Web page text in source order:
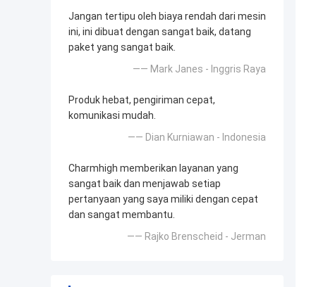
Jangan tertipu oleh biaya rendah dari mesin
ini, ini dibuat dengan sangat baik, datang
paket yang sangat baik.
—— Mark Janes - Inggris Raya
Produk hebat, pengiriman cepat,
komunikasi mudah.
—— Dian Kurniawan - Indonesia
Charmhigh memberikan layanan yang
sangat baik dan menjawab setiap
pertanyaan yang saya miliki dengan cepat
dan sangat membantu.
—— Rajko Brenscheid - Jerman